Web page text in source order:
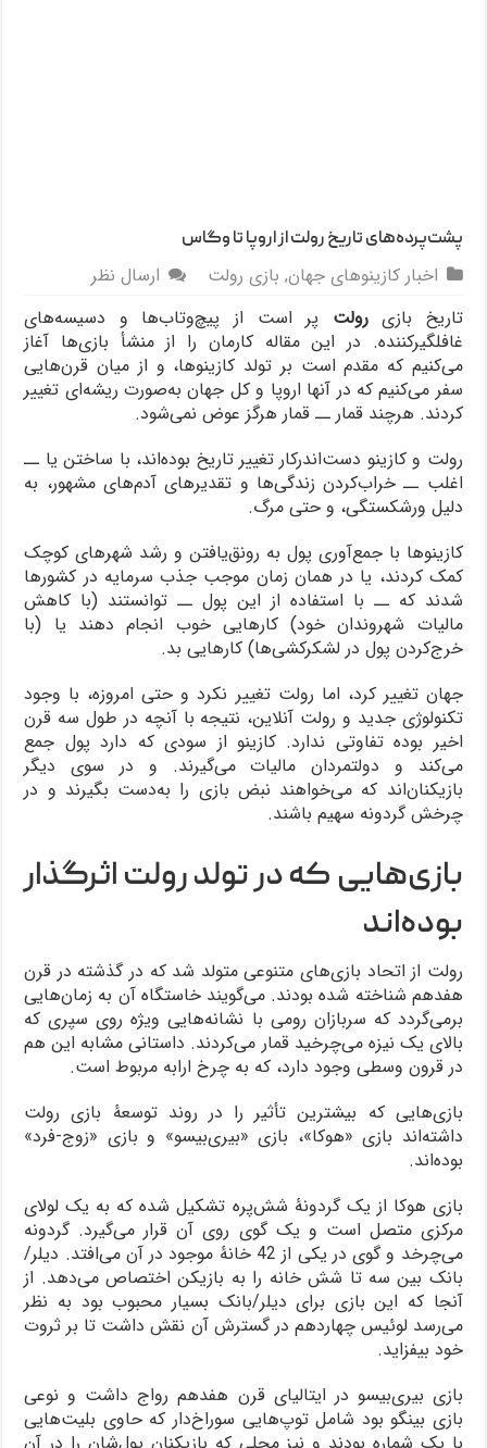
پشت‌پرده‌های تاریخ رولت از اروپا تا وگاس
اخبار کازینوهای جهان, بازی رولت
ارسال نظر
تاریخ بازیرولت پر است از پیچ‌وتاب‌ها و دسیسه‌های
غافلگیرکننده. در این مقاله کارمان را از منشأ بازی‌ها آغاز
می‌کنیم که مقدم است بر تولد کازینوها، و از میان قرن‌هایی
سفر می‌کنیم که در آنها اروپا و کل جهان به‌صورت ریشه‌ای تغییر
کردند. هرچند قمار ــ قمار هرگز عوض نمی‌شود.
رولت و کازینو دست‌اندرکار تغییر تاریخ بوده‌اند، با ساختن یا ــ
اغلب ــ خراب‌کردن زندگی‌ها و تقدیرهای آدم‌های مشهور، به
دلیل ورشکستگی، و حتی مرگ.
کازینوها با جمع‌آوری پول به رونق‌یافتن و رشد شهرهای کوچک
کمک کردند، یا در همان زمان موجب جذب سرمایه در کشورها
شدند که ــ با استفاده از این پول ــ توانستند (با کاهش
مالیات شهروندان خود) کارهایی خوب انجام دهند یا (با
خرج‌کردن پول در لشکرکشی‌ها) کارهایی بد.
جهان تغییر کرد، اما رولت تغییر نکرد و حتی امروزه، با وجود
تکنولوژی جدید و رولت آنلاین، نتیجه با آنچه در طول سه قرن
اخیر بوده تفاوتی ندارد. کازینو از سودی که دارد پول جمع
می‌کند و دولتمردان مالیات می‌گیرند. و در سوی دیگر
بازیکنان‌اند که می‌خواهند نبض بازی را به‌دست بگیرند و در
چرخش گردونه سهیم باشند.
بازی‌هایی که در تولد رولت اثرگذار
بوده‌اند
رولت از اتحاد بازی‌های متنوعی متولد شد که در گذشته در قرن
هفدهم شناخته شده بودند. می‌گویند خاستگاه آن به زمان‌هایی
برمی‌گردد که سربازان رومی با نشانه‌هایی ویژه روی سپری که
بالای یک نیزه می‌چرخید قمار می‌کردند. داستانی مشابه این هم
در قرون وسطی وجود دارد، که به چرخ ارابه مربوط است.
بازی‌هایی که بیشترین تأثیر را در روند توسعۀ بازی رولت
داشته‌اند بازی «هوکا»، بازی «بیری‌بیسو» و بازی «زوج-فرد»
بوده‌اند.
بازی هوکا از یک گردونۀ شش‌پره تشکیل شده که به یک لولای
مرکزی متصل است و یک گوی روی آن قرار می‌گیرد. گردونه
می‌چرخد و گوی در یکی از 42 خانۀ موجود در آن می‌افتد. دیلر/
بانک بین سه تا شش خانه را به بازیکن اختصاص می‌دهد. از
آنجا که این بازی برای دیلر/بانک بسیار محبوب بود به نظر
می‌رسد لوئیس چهاردهم در گسترش آن نقش داشت تا بر ثروت
خود بیفزاید.
بازی بیری‌بیسو در ایتالیای قرن هفدهم رواج داشت و نوعی
بازی بینگو بود شامل توپ‌هایی سوراخ‌دار که حاوی بلیت‌هایی
با یک شماره بودند و نیز محلی که بازیکنان پول‌شان را در آن